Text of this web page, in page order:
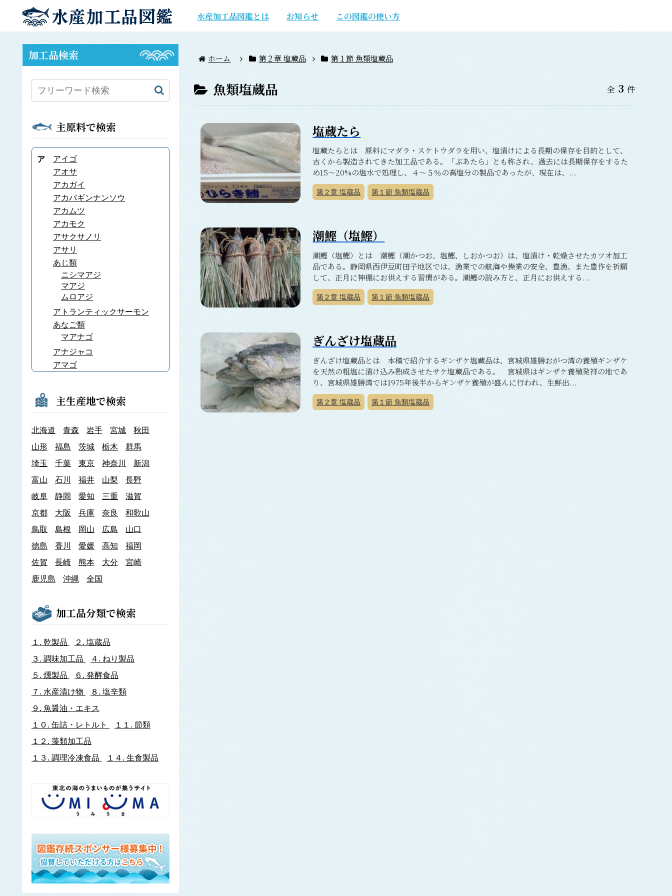
水産加工品図鑑とは お知らせ この図鑑の使い方
ホーム 第２章 塩蔵品 第１節 魚類塩蔵品
魚類塩蔵品 全 3 件
塩蔵たら
塩蔵たらとは 原料にマダラ・スケトウダラを用い、塩漬けによる長期の保存を目的として、
古くから製造されてきた加工品である。「ぶあたら」とも称され、過去には長期保存をするた
め15～20%の塩水で処理し、４～５％の高塩分の製品であったが、現在は、...
第２章 塩蔵品 第１節 魚類塩蔵品
潮鰹（塩鰹）
潮鰹（塩鰹）とは 潮鰹（潮かつお、塩鰹、しおかつお）は、塩漬け・乾燥させたカツオ加工
品である。静岡県西伊豆町田子地区では、漁業での航海や操業の安全、豊漁、また豊作を祈願
して、正月に神棚にお供えする習慣がある。潮鰹の読み方と、正月にお供えする...
第２章 塩蔵品 第１節 魚類塩蔵品
ぎんざけ塩蔵品
ぎんざけ塩蔵品とは 本稿で紹介するギンザケ塩蔵品は、宮城県雄勝おがつ湾の養殖ギンザケ
を天然の粗塩に漬け込み熟成させたサケ塩蔵品である。 宮城県はギンザケ養殖発祥の地であ
り、宮城県雄勝湾では1975年後半からギンザケ養殖が盛んに行われ、生鮮出...
第２章 塩蔵品 第１節 魚類塩蔵品
加工品検索
主原料で検索
ア
アイゴ
アオサ
アカガイ
アカバギンナンソウ
アカムツ
アカモク
アサクサノリ
アサリ
あじ類
ニシマアジ
マアジ
ムロアジ
アトランティックサーモン
あなご類
マアナゴ
アナジャコ
アマゴ
あみ類
アキアミ
アユ
アラメ
エゾアワビ
クロアワビ
マダカアワビ
メガイアワビ
イ
イカナゴ
いか類
アオリイカ
アメリカオオアカイカ
アルゼンチンイレックス
アルゼンチンマツイカ
スルメイカ
ニュージーランドスルメイカ
ヤリイカ
イサザ
イトヨリダイ
いわし類
ウルメイワシ
マイワシ
イワナ
ウ
ウキゴリ
ウップルイノリ
うなぎ類
うに類
エゾバフンウニ
キタムラサキウニ
バフンウニ
ムラサキウニ
ウミタケ
うみへび類
主生産地で検索
北海道 青森 岩手 宮城
秋田
山形
福島 茨城 栃木
群馬
埼玉
千葉 東京 神奈川
新潟
富山
石川 福井 山梨
長野
岐阜
静岡 愛知 三重
滋賀
京都
大阪 兵庫 奈良
和歌山
鳥取
島根 岡山 広島
山口
徳島
香川 愛媛 高知
福岡
佐賀
長崎 熊本 大分
宮崎
鹿児島
沖縄 全国
加工品分類で検索
１. 乾製品 ２. 塩蔵品
３. 調味加工品 ４. ねり製品
５. 燻製品 ６. 発酵食品
７. 水産漬け物 ８. 塩辛類
９. 魚醤油・エキス
１０. 缶詰・レトルト １１. 節類
１２. 藻類加工品
１３. 調理冷凍食品 １４. 生食製品